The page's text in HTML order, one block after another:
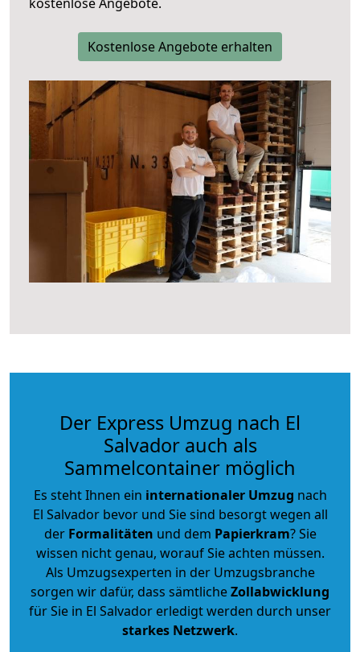
Kostenlose Angebote erhalten
Der Express Umzug nach El
Salvador auch als
Sammelcontainer möglich
Es steht Ihnen ein internationaler Umzug nach
El Salvador bevor und Sie sind besorgt wegen all
der Formalitäten und dem Papierkram? Sie
wissen nicht genau, worauf Sie achten müssen.
Als Umzugsexperten in der Umzugsbranche
sorgen wir dafür, dass sämtlicheZollabwicklung
für Sie in El Salvador erledigt werden durch unser
starkes Netzwerk.